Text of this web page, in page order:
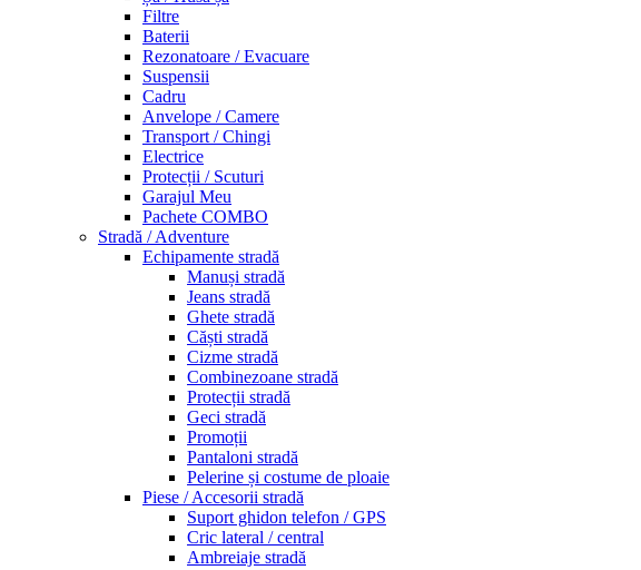
Filtre
Baterii
Rezonatoare / Evacuare
Suspensii
Cadru
Anvelope / Camere
Transport / Chingi
Electrice
Protecții / Scuturi
Garajul Meu
Pachete COMBO
Stradă / Adventure
Echipamente stradă
Manuși stradă
Jeans stradă
Ghete stradă
Căști stradă
Cizme stradă
Combinezoane stradă
Protecții stradă
Geci stradă
Promoții
Pantaloni stradă
Pelerine și costume de ploaie
Piese / Accesorii stradă
Suport ghidon telefon / GPS
Cric lateral / central
Ambreiaje stradă